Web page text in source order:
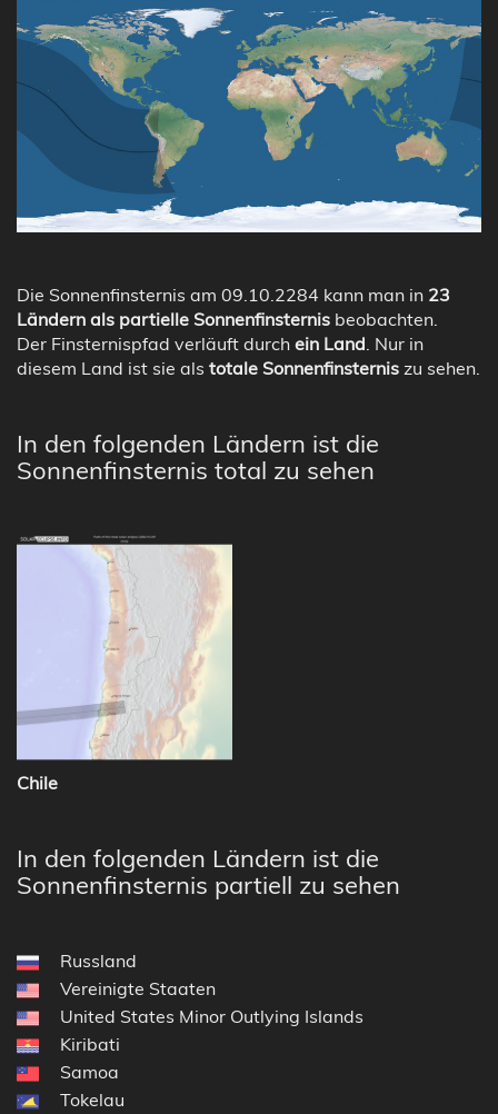
Die Sonnenfinsternis am 09.10.2284 kann man in 23
Ländern als partielle Sonnenfinsternis beobachten.
Der Finsternispfad verläuft durch ein Land . Nur in
diesem Land ist sie als totale Sonnenfinsternis zu sehen.
In den folgenden Ländern ist die
Sonnenfinsternis total zu sehen
Chile
In den folgenden Ländern ist die
Sonnenfinsternis partiell zu sehen
Russland
Vereinigte Staaten
United States Minor Outlying Islands
Kiribati
Samoa
Tokelau